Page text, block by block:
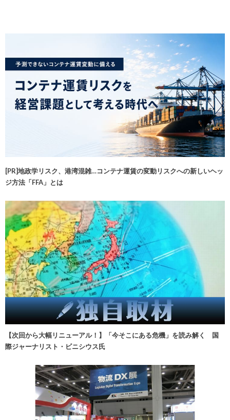
[PR]地政学リスク、港湾混雑…コンテナ運賃の変動リスクへの新しいヘッ
ジ方法「FFA」とは
【次回から大幅リニューアル！】「今そこにある危機」を読み解く 国
際ジャーナリスト・ビニシウス氏